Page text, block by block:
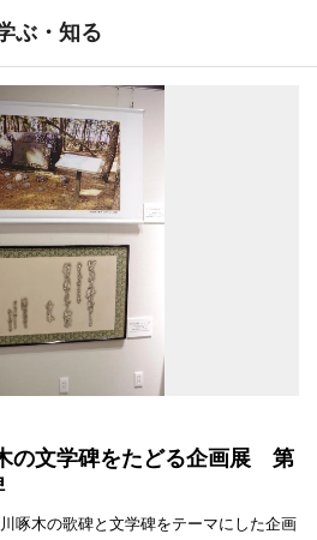
ぶ・知る
の文学碑をたどる企画展 第
啄木の歌碑と文学碑をテーマにした企画